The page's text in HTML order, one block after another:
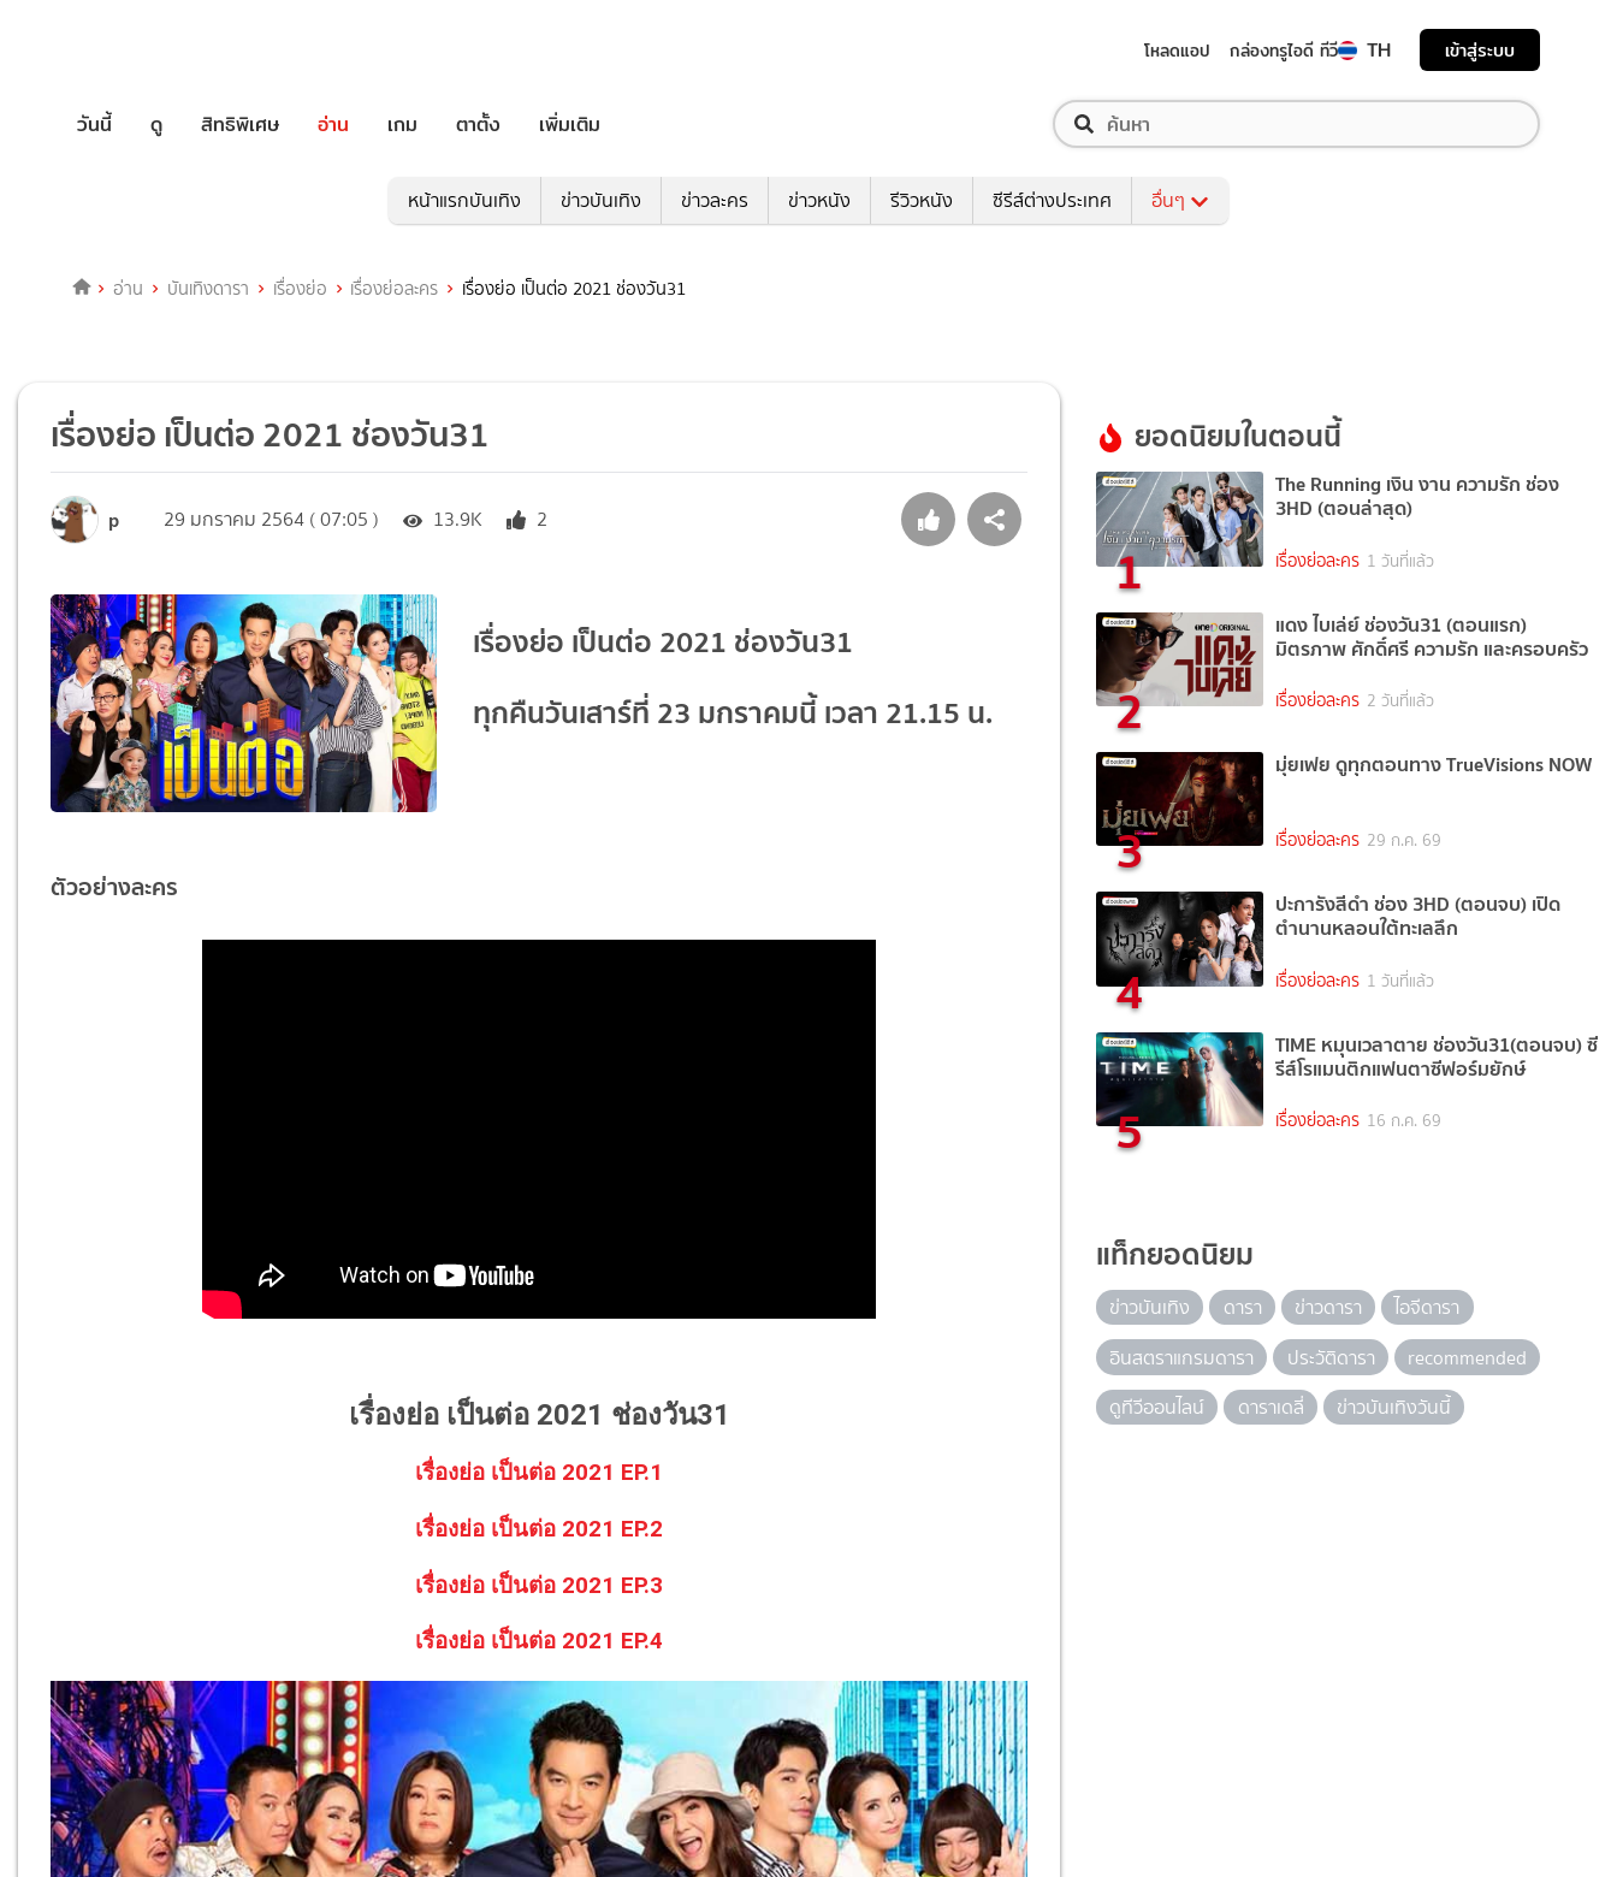
โหลดแอป กล่องทรูไอดี ทีวี TH เข้าสู่ระบบ
วันนี้ ดู สิทธิพิเศษ อ่าน เกม ตาตั้ง เพิ่มเติม
หน้าแรกบันเทิง ข่าวบันเทิง ข่าวละคร ข่าวหนัง รีวิวหนัง ซีรีส์ต่างประเทศ อื่นๆ
อ่าน บันเทิงดารา เรื่องย่อ เรื่องย่อละคร เรื่องย่อ เป็นต่อ 2021 ช่องวัน31
เรื่องย่อ เป็นต่อ 2021 ช่องวัน31
p 29 มกราคม 2564 ( 07:05 ) 13.9K 2
เรื่องย่อ เป็นต่อ 2021 ช่องวัน31
ทุกคืนวันเสาร์ที่ 23 มกราคมนี้ เวลา 21.15 น.
ตัวอย่างละคร
เรื่องย่อ เป็นต่อ 2021 ช่องวัน31
เรื่องย่อ เป็นต่อ 2021 EP.1
เรื่องย่อ เป็นต่อ 2021 EP.2
เรื่องย่อ เป็นต่อ 2021 EP.3
เรื่องย่อ เป็นต่อ 2021 EP.4
ยอดนิยมในตอนนี้
1
The Running เงิน งาน ความรัก ช่อง
3HD (ตอนล่าสุด)
เรื่องย่อละคร 1 วันที่แล้ว
2
แดง ไบเล่ย์ ช่องวัน31 (ตอนแรก)
มิตรภาพ ศักดิ์ศรี ความรัก และครอบครัว
เรื่องย่อละคร 2 วันที่แล้ว
3
มุ่ยเฟย ดูทุกตอนทาง TrueVisions NOW
เรื่องย่อละคร 29 ก.ค. 69
4
ปะการังสีดำ ช่อง 3HD (ตอนจบ) เปิด
ตำนานหลอนใต้ทะเลลึก
เรื่องย่อละคร 1 วันที่แล้ว
5
TIME หมุนเวลาตาย ช่องวัน31(ตอนจบ) ซี
รีส์โรแมนติกแฟนตาซีฟอร์มยักษ์
เรื่องย่อละคร 16 ก.ค. 69
แท็กยอดนิยม
ข่าวบันเทิง ดารา ข่าวดารา
ไอจีดารา
อินสตราแกรมดารา
ประวัติดารา
recommended
ดูทีวีออนไลน์
ดาราเดลี่ ข่าวบันเทิงวันนี้